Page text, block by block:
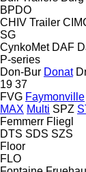
BPDO
CHIV Trailer
SG
CynkoMet DAF
P-series
Don-Bur Donat
19 37
FVG Faymonville
MAX Multi SPZ
Femmerr Fliegl
DTS SDS SZS
Floor
FLO